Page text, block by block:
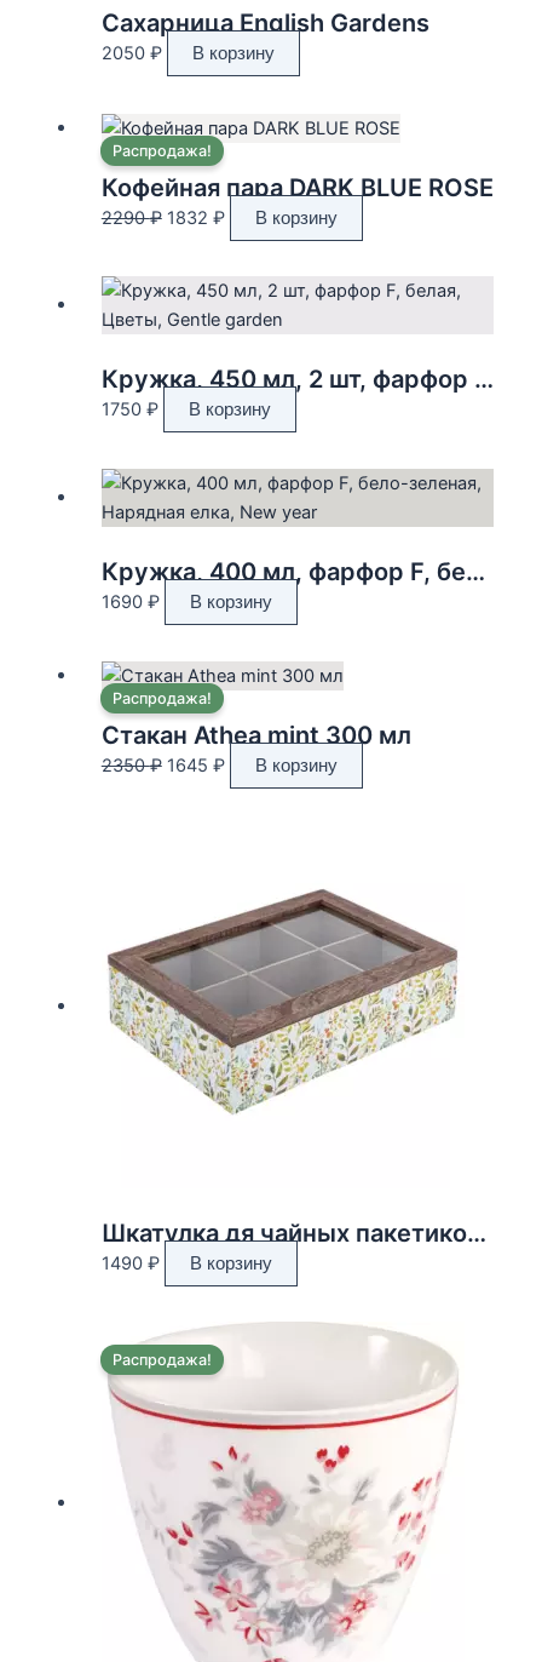
Сахарница English Gardens
2050 ₽ В корзину
Распродажа!
Кофейная пара DARK BLUE ROSE
2290₽ Первоначальная
2290 ₽.
1832 ₽Текущая
цена:
В корзину
Кружка, 450 мл, 2 шт, фарфор F, белая, Цветы, Gentle garden
1750 ₽ В корзину
Кружка, 400 мл, фарфор F, бело-зеленая, Нарядная елка, New year
1690 ₽ В корзину
Распродажа!
Стакан Athea mint 300 мл
2350₽ Первоначальная
1645 ₽Текущая
цена:
В корзину
Шкатулка дя чайных пакетиков, L24 W17 H6,5 см
1490 ₽ В корзину
Распродажа!